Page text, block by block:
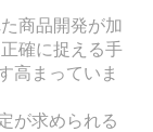
商品開発が加
確に捉える手
高まっていま
が求められる